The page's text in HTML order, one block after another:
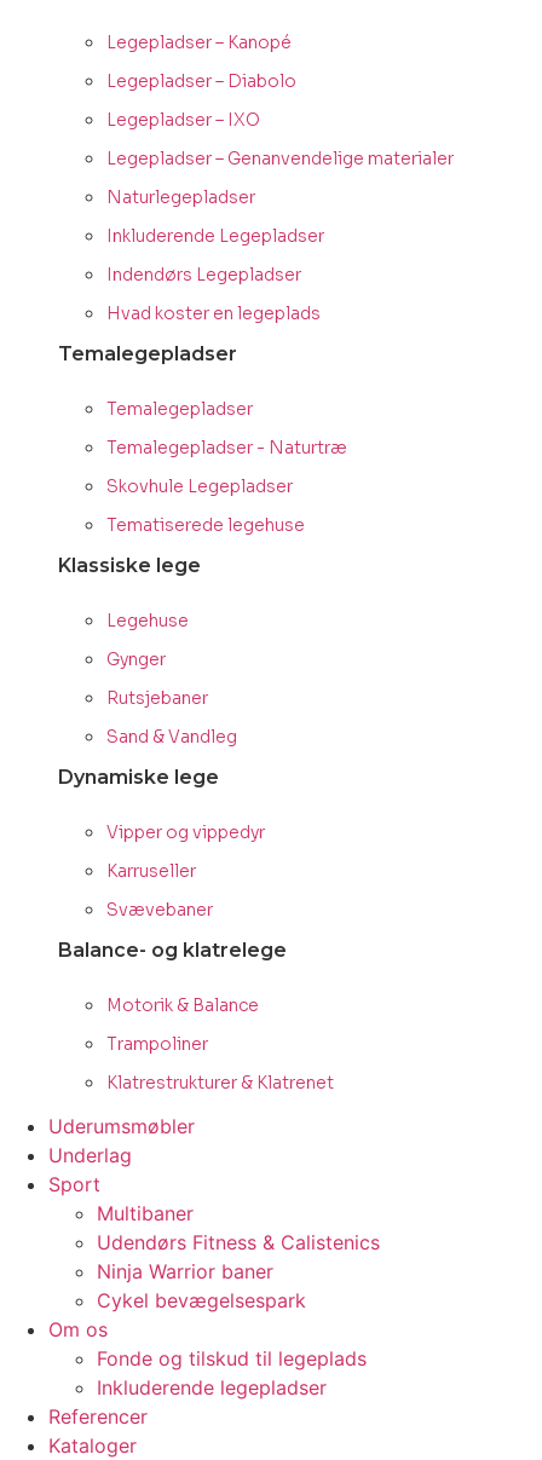
Legepladser – Kanopé
Legepladser – Diabolo
Legepladser – IXO
Legepladser – Genanvendelige materialer
Naturlegepladser
Inkluderende Legepladser
Indendørs Legepladser
Hvad koster en legeplads
Temalegepladser
Temalegepladser
Temalegepladser - Naturtræ
Skovhule Legepladser
Tematiserede legehuse
Klassiske lege
Legehuse
Gynger
Rutsjebaner
Sand & Vandleg
Dynamiske lege
Vipper og vippedyr
Karruseller
Svævebaner
Balance- og klatrelege
Motorik & Balance
Trampoliner
Klatrestrukturer & Klatrenet
Uderumsmøbler
Underlag
Sport
Multibaner
Udendørs Fitness & Calistenics
Ninja Warrior baner
Cykel bevægelsespark
Om os
Fonde og tilskud til legeplads
Inkluderende legepladser
Referencer
Kataloger